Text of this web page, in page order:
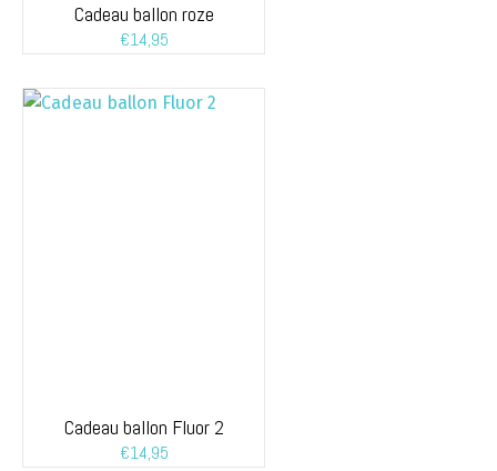
Cadeau ballon roze
€14,95
Cadeau ballon Fluor 2
€14,95